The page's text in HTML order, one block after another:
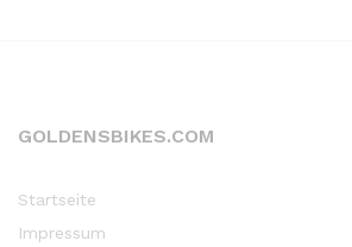
GOLDENSBIKES.COM
Startseite
Impressum